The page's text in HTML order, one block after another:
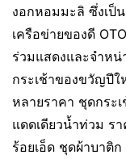
งอกหอมมะลิ ซึ่งเป็
เครือข่ายของดี
ร่วมแสดงและจำห
กระเช้าของขวัญปี
หลายราคา ชุดกระ
แดดเดียวน้ำท่วม ร
ร้อยเอ็ด ชุดผ้าบาติก